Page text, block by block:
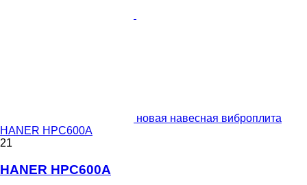
новая навесная виброплита
HANER HPC600A
21
HANER HPC600A